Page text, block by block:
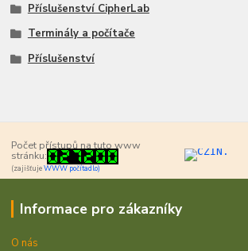
Příslušenství CipherLab
Terminály a počítače
Příslušenství
Počet přístupů na tuto www
stránku:
(zajišťujeWWW počítadlo)
Informace pro zákazníky
O nás